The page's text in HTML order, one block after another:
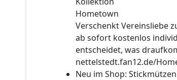
Verschenkt Vereinsliebe
ab sofort kostenlos
entscheidet, was
nettelstedt.fan12.de/
Neu im Shop: